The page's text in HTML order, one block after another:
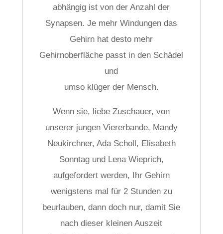
abhängig ist von der Anzahl der
Synapsen. Je mehr Windungen das
Gehirn hat desto mehr
Gehirnoberfläche passt in den Schädel
und
umso klüger der Mensch.
Wenn sie, liebe Zuschauer, von
unserer jungen Viererbande, Mandy
Neukirchner, Ada Scholl, Elisabeth
Sonntag und Lena Wieprich,
aufgefordert werden, Ihr Gehirn
wenigstens mal für 2 Stunden zu
beurlauben, dann doch nur, damit Sie
nach dieser kleinen Auszeit